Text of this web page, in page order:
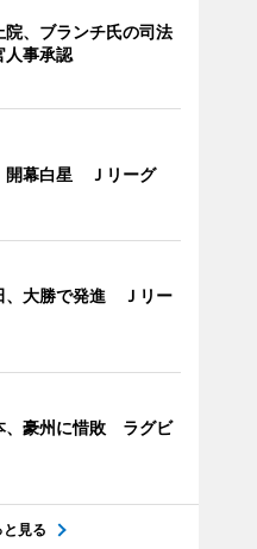
院、ブランチ氏の司法
人事承認
開幕白星 Ｊリーグ
、大勝で発進 Ｊリー
、豪州に惜敗 ラグビ
と見る